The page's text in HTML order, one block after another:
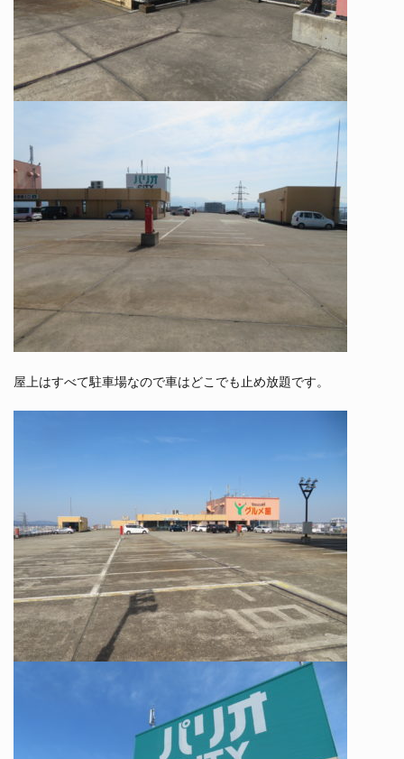
屋上はすべて駐車場なので車はどこでも止め放題です。